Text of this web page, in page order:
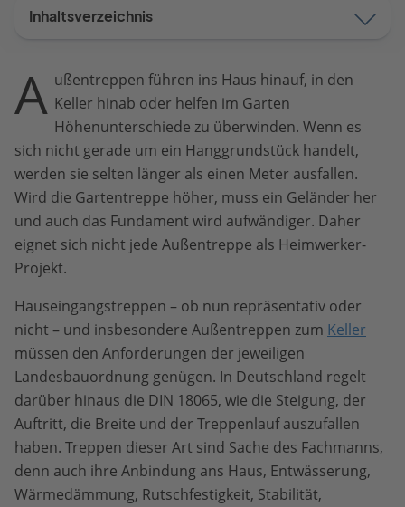
Inhaltsverzeichnis
A ußentreppen führen ins Haus hinauf, in den
Keller hinab oder helfen im Garten
Höhenunterschiede zu überwinden. Wenn es
sich nicht gerade um ein Hanggrundstück handelt,
werden sie selten länger als einen Meter ausfallen.
Wird die Gartentreppe höher, muss ein Geländer her
und auch das Fundament wird aufwändiger. Daher
eignet sich nicht jede Außentreppe als Heimwerker-
Projekt.
Hauseingangstreppen – ob nun repräsentativ oder
nicht – und insbesondere Außentreppen zum Keller
müssen den Anforderungen der jeweiligen
Landesbauordnung genügen. In Deutschland regelt
darüber hinaus die DIN 18065, wie die Steigung, der
Auftritt, die Breite und der Treppenlauf auszufallen
haben. Treppen dieser Art sind Sache des Fachmanns,
denn auch ihre Anbindung ans Haus, Entwässerung,
Wärmedämmung, Rutschfestigkeit, Stabilität,